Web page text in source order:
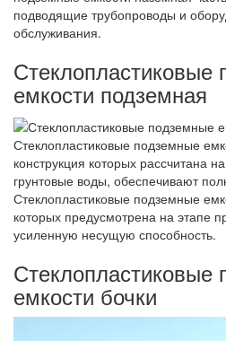
подводящие трубопроводы и
обслуживания.
Стеклопластиковые
емкости подземная
Стеклопластиковые подземные
конструкция которых рассчитана
грунтовые воды, обеспечивают
Стеклопластиковые подземные
которых предусмотрена на этапе
усиленную несущую способность.
Стеклопластиковые
емкости бочки